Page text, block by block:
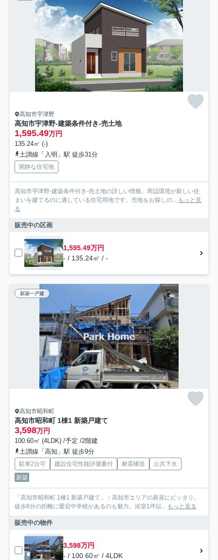
高知市宇津野
高知市宇津野-建築条件付き-売土地
1,595.49万円
135.24㎡ (-)
土讃線「入明」駅 徒歩31分
閑静な住宅地
高知市宇津野-建築条件付き-売土地の詳しい情報。周辺環境が新しい住
まいを建てるのに適している住宅用地です。売地をお探しの...
もっと見
る
販売中の区画
1,595.49万円
- / 135.24㎡ / -
新築一戸建
高知市昭和町
高知市昭和町 1棟1 新築戸建て
3,598万円
100.60㎡ (4LDK) /予定 /2階建
土讃線「高知」駅 徒歩9分
駐車2台可 建設住宅性能評価書付 耐震構造
公共下水
新築
「高知市昭和町 1棟1 新築戸建て」：高知市エリアの新居にピッタリ。
徒歩8分の距離に愛宕中学校があるのも魅力。浴室1坪以...
もっと見る
販売中の物件
3,598万円
- / 100.60㎡ / 4LDK